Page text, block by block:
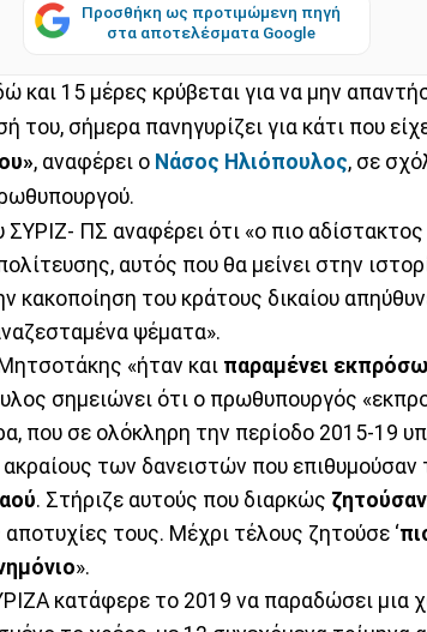
Προσθήκη ως προτιμώμενη πηγή
στα αποτελέσματα Google
και 15 μέρες κρύβεται για να μην
του, σήμερα πανηγυρίζει για κάτι που
, αναφέρει ο Νάσος Ηλιόπουλος, σε
ΠΣ αναφέρει ότι «ο πιο αδίστακτος
αυτός που θα μείνει στην
κακοποίηση του κράτους δικαίου
ψέματα».
«ήταν και παραμένει
σημειώνει ότι ο πρωθυπουργός
που σε ολόκληρη την περίοδο 2015-19
των δανειστών που επιθυμούσαν
. Στήριζε αυτούς που διαρκώς
τους. Μέχρι τέλους ζητούσε ‘
».
κατάφερε το 2019 να παραδώσει μια